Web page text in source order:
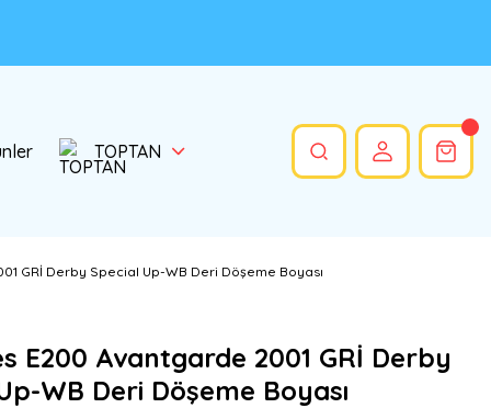
TOPTAN
GRİ Derby Special Up-WB Deri Döşeme Boyası
E200 Avantgarde 2001 GRİ Derby
WB Deri Döşeme Boyası